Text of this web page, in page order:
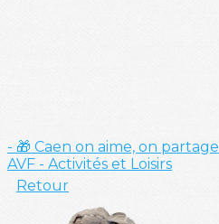
- 🎁 Caen on aime, on partage
AVF - Activités et Loisirs
Retour